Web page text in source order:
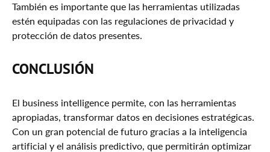
También es importante que las herramientas utilizadas
estén equipadas con las regulaciones de privacidad y
protección de datos presentes.
CONCLUSIÓN
El business intelligence permite, con las herramientas
apropiadas, transformar datos en decisiones estratégicas.
Con un gran potencial de futuro gracias a la inteligencia
artificial y el análisis predictivo, que permitirán optimizar